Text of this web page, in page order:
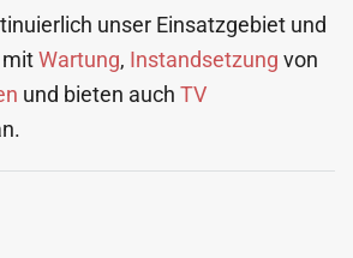
unser Einsatzgebiet und
mitWartung, Instandsetzung von
und bieten auch TV